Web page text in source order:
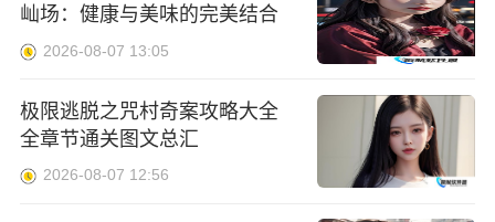
屾场：健康与美味的完美结合
2026-08-07 13:05
极限逃脱之咒村奇案攻略大全
全章节通关图文总汇
2026-08-07 12:56